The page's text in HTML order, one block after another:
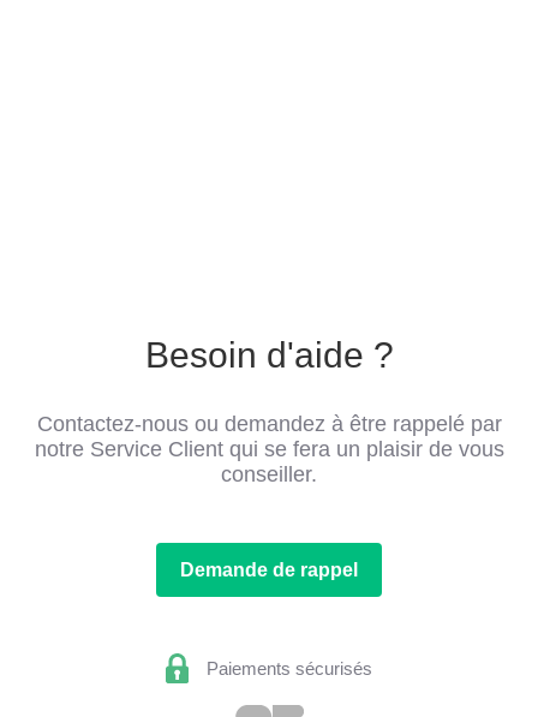
Besoin d'aide ?
Contactez-nous ou demandez à être rappelé par
notre Service Client qui se fera un plaisir de vous
conseiller.
Demande de rappel
Paiements sécurisés